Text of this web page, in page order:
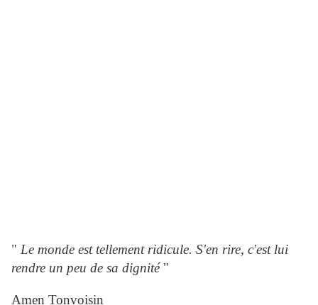
" Le monde est tellement ridicule. S'en rire, c'est lui
rendre un peu de sa dignité"
Amen Tonvoisin